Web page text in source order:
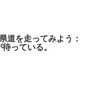
道を走ってみよう：
っている。